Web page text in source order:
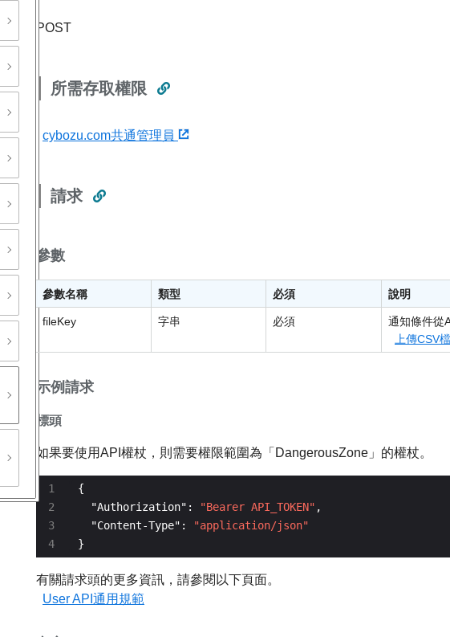
POST
所需存取權限
cybozu.com共通管理員
請求
參數
參數名稱 類型 必須 說明
fileKey 字串 必須
通知條件從
上傳CSV
示例請求
標頭
如果要使用API權杖，則需要權限範圍為「DangerousZone」的權杖。
1
3
4
  "Authorization":
"Bearer API_TOKEN"
  "Content-Type":
"application/json"
}
有關請求頭的更多資訊，請參閱以下頁面。
User API通用規範